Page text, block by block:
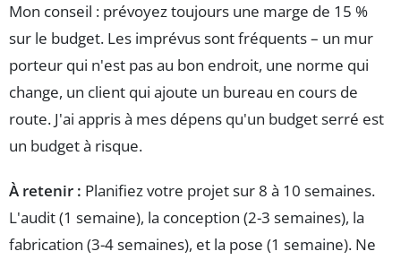
Mon conseil : prévoyez toujours une marge de 15 %
sur le budget. Les imprévus sont fréquents – un mur
porteur qui n'est pas au bon endroit, une norme qui
change, un client qui ajoute un bureau en cours de
route. J'ai appris à mes dépens qu'un budget serré est
un budget à risque.
À retenir : Planifiez votre projet sur 8 à 10 semaines.
L'audit (1 semaine), la conception (2-3 semaines), la
fabrication (3-4 semaines), et la pose (1 semaine). Ne